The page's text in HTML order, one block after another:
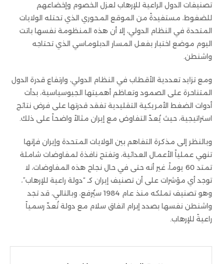
تصنيفات الدول الراعية للإرهاب لعزل الخصوم وإخضاعهم
للضغوط، مستفيدةً من الموقع المحوري الذي تحتله الولايات
المتحدة في النظام الدولي، إلا أن هذه المنظومة نفسها باتت
اليوم موضع اختبار بفعل المسار الدبلوماسي الذي تحتاجه
واشنطن.
ومع تزايد تعددية الأقطاب في النظام الدولي، وارتفاع قدرة الدول
المتناحرة على الصمود وتعاظم أهميتها الجيوسياسية، بدأت
أدوات الضغط الأمريكية التقليدية تفقد قدرتها على فرض نتائج
استراتيجية، حيث يُعدّ التفاوض مع إيران مثالاً واضحاً على ذلك.
وبالنظر إلى مذكرة التفاهم بين الولايات المتحدة وإيران فإنها
تنهي عملياً الأعمال العدائية، وتفتح نافذة لمفاوضات شاملة
تمتد 60 يوماً، غير أنه حتى في حال نجاح هذه المفاوضات، لا
توجد أي مؤشرات على أن تصنيف إيران كـ “دولة راعية للإرهاب”،
وهو تصنيف تملكه منذ عام 1984 سيُرفع، وبالتالي، قد تجد
واشنطن نفسها بصدد إبرام اتفاق سلام مع دولة تُعدّ رسمياً
راعيةً للإرهاب.